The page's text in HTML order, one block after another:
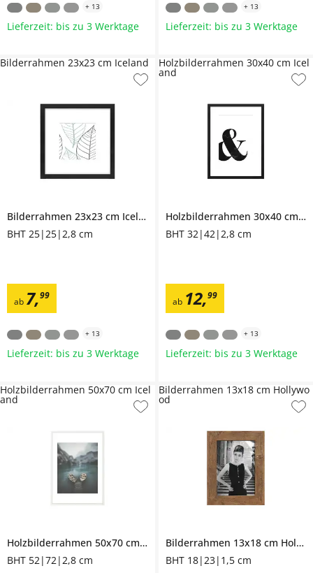
+ 13
Lieferzeit: bis zu 3 Werktage
+ 13
Lieferzeit: bis zu 3 Werktage
Bilderrahmen 23x23 cm Iceland
BHT 25|25|2,8 cm
ab 7,99
Bilderrahmen 23x23 cm Iceland
+ 13
Lieferzeit: bis zu 3 Werktage
Holzbilderrahmen 30x40 cm
BHT 32|42|2,8 cm
ab 12,99
Holzbilderrahmen 30x40 cm Icel
and
+ 13
Lieferzeit: bis zu 3 Werktage
Holzbilderrahmen 50x70 cmIceland
BHT 52|72|2,8 cm
Holzbilderrahmen 50x70 cm Icel
and
Bilderrahmen 13x18 cm Hollywood
BHT 18|23|1,5 cm
Bilderrahmen 13x18 cm Hollywo
od